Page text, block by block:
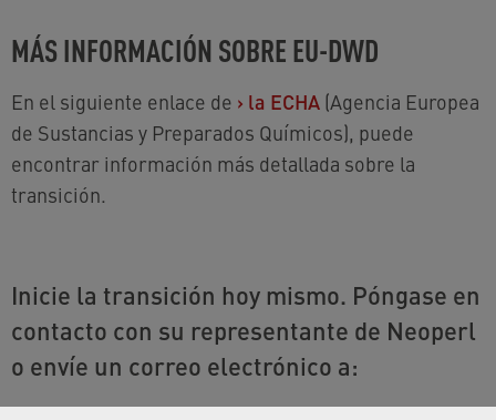
MÁS INFORMACIÓN SOBRE EU-DWD
En el siguiente enlace de › la ECHA (Agencia Europea
de Sustancias y Preparados Químicos), puede
encontrar información más detallada sobre la
transición.
Inicie la transición hoy mismo. Póngase en
contacto con su representante de Neoperl
o envíe un correo electrónico a: